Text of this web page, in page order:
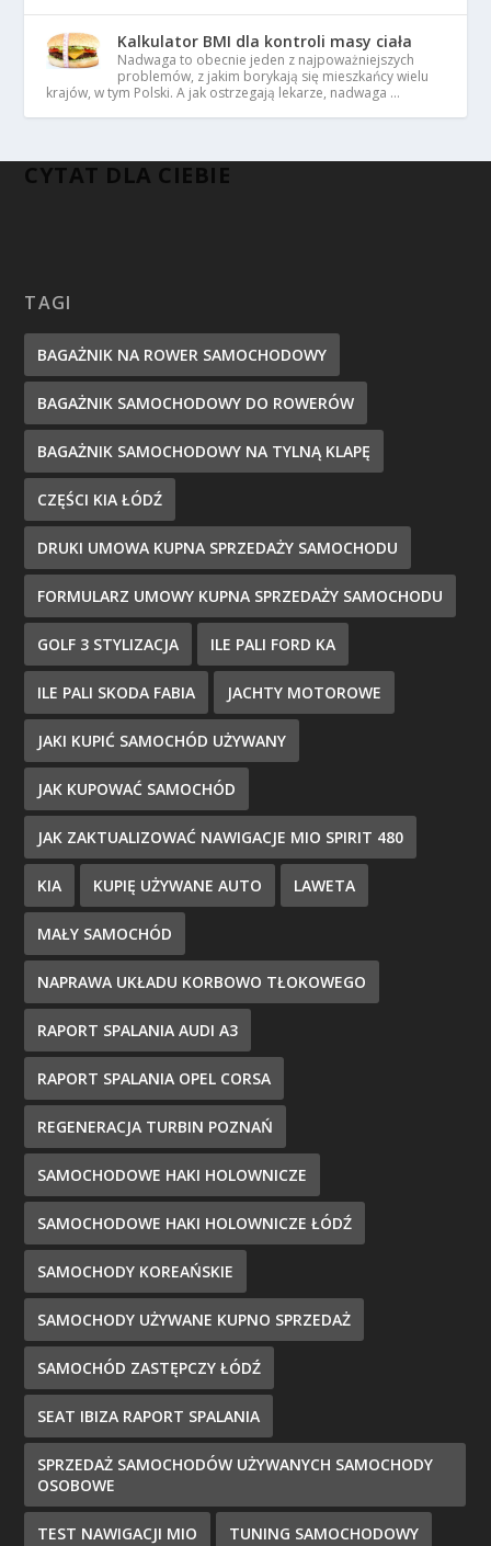
Kalkulator BMI dla kontroli masy ciała
Nadwaga to obecnie jeden z najpoważniejszych
problemów, z jakim borykają się mieszkańcy wielu
krajów, w tym Polski. A jak ostrzegają lekarze, nadwaga …
CYTAT DLA CIEBIE
TAGI
BAGAŻNIK NA ROWER SAMOCHODOWY
BAGAŻNIK SAMOCHODOWY DO ROWERÓW
BAGAŻNIK SAMOCHODOWY NA TYLNĄ KLAPĘ
CZĘŚCI KIA ŁÓDŹ
DRUKI UMOWA KUPNA SPRZEDAŻY SAMOCHODU
FORMULARZ UMOWY KUPNA SPRZEDAŻY SAMOCHODU
GOLF 3 STYLIZACJA ILE PALI FORD KA
ILE PALI SKODA FABIA JACHTY MOTOROWE
JAKI KUPIĆ SAMOCHÓD UŻYWANY
JAK KUPOWAĆ SAMOCHÓD
JAK ZAKTUALIZOWAĆ NAWIGACJE MIO SPIRIT 480
KIA KUPIĘ UŻYWANE AUTO LAWETA
MAŁY SAMOCHÓD
NAPRAWA UKŁADU KORBOWO TŁOKOWEGO
RAPORT SPALANIA AUDI A3
RAPORT SPALANIA OPEL CORSA
REGENERACJA TURBIN POZNAŃ
SAMOCHODOWE HAKI HOLOWNICZE
SAMOCHODOWE HAKI HOLOWNICZE ŁÓDŹ
SAMOCHODY KOREAŃSKIE
SAMOCHODY UŻYWANE KUPNO SPRZEDAŻ
SAMOCHÓD ZASTĘPCZY ŁÓDŹ
SEAT IBIZA RAPORT SPALANIA
SPRZEDAŻ SAMOCHODÓW UŻYWANYCH SAMOCHODY
OSOBOWE
TEST NAWIGACJI MIO TUNING SAMOCHODOWY